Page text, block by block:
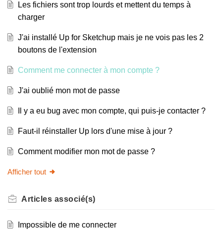
Les fichiers sont trop lourds et mettent du temps à
charger
J'ai installé Up for Sketchup mais je ne vois pas les 2
boutons de l'extension
Comment me connecter à mon compte ?
J'ai oublié mon mot de passe
Il y a eu bug avec mon compte, qui puis-je contacter ?
Faut-il réinstaller Up lors d'une mise à jour ?
Comment modifier mon mot de passe ?
Afficher tout
Articles associé(s)
Impossible de me connecter